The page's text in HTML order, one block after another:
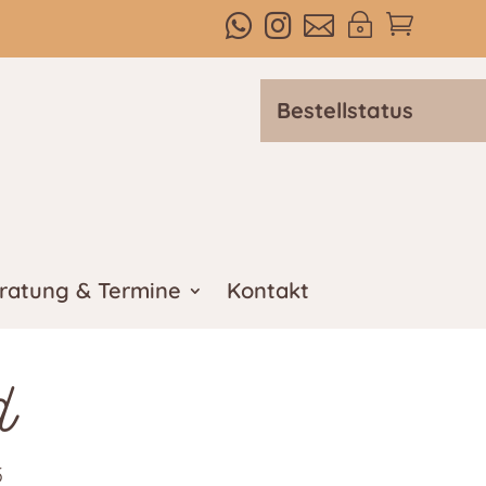

~



Bestellstatus
& Termine Kontakt